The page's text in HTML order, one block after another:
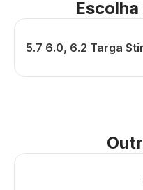
5.7 6.0, 6.2 Targa